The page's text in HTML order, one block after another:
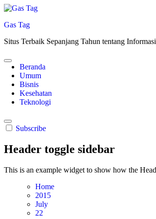
Skip
content
Gas Tag
Situs Terbaik Sepanjang Tahun tentang
Beranda
Umum
Bisnis
Kesehatan
Teknologi
Subscribe
Header toggle sidebar
This is an example widget to show how the
Home
2015
July
22